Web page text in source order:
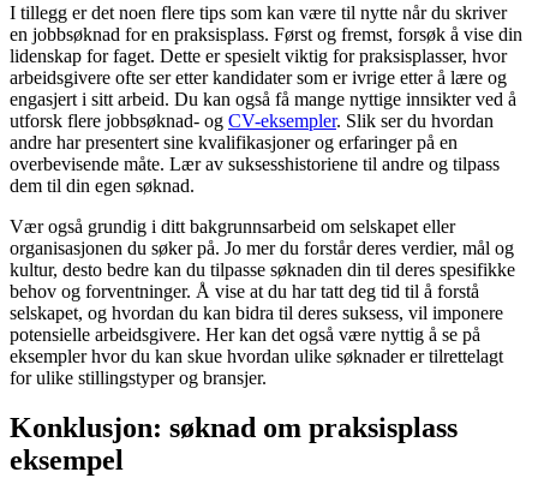
I tillegg er det noen flere tips som kan være til nytte når du skriver
en jobbsøknad for en praksisplass. Først og fremst, forsøk å vise din
lidenskap for faget. Dette er spesielt viktig for praksisplasser, hvor
arbeidsgivere ofte ser etter kandidater som er ivrige etter å lære og
engasjert i sitt arbeid. Du kan også få mange nyttige innsikter ved å
utforsk flere jobbsøknad- og CV-eksempler. Slik ser du hvordan
andre har presentert sine kvalifikasjoner og erfaringer på en
overbevisende måte. Lær av suksesshistoriene til andre og tilpass
dem til din egen søknad.
Vær også grundig i ditt bakgrunnsarbeid om selskapet eller
organisasjonen du søker på. Jo mer du forstår deres verdier, mål og
kultur, desto bedre kan du tilpasse søknaden din til deres spesifikke
behov og forventninger. Å vise at du har tatt deg tid til å forstå
selskapet, og hvordan du kan bidra til deres suksess, vil imponere
potensielle arbeidsgivere. Her kan det også være nyttig å se på
eksempler hvor du kan skue hvordan ulike søknader er tilrettelagt
for ulike stillingstyper og bransjer.
Konklusjon: søknad om praksisplass
eksempel